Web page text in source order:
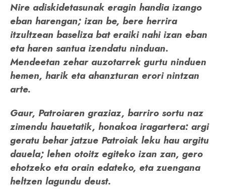
Nire adiskidetasunak eragin handia izango
eban harengan; izan be, bere herrira
itzultzean baseliza bat eraiki nahi izan eban
eta haren santua izendatu ninduan.
Mendeetan zehar auzotarrek gurtu ninduen
hemen, harik eta ahanzturan erori nintzan
arte.
Gaur, Patroiaren graziaz, barriro sortu naz
zimendu hauetatik, honakoa iragartera: argi
geratu behar jatzue Patroiak leku hau argitu
dauela; lehen otoitz egiteko izan zan, gero
ehotzeko eta orain edateko, eta zuengana
heltzen lagundu deust.